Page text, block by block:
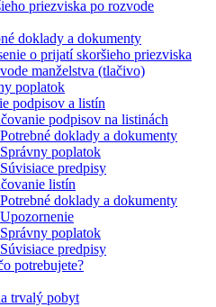
priezviska po rozvode
doklady a dokumenty
o prijatí skoršieho priezviska
manželstva (tlačivo)
poplatok
podpisov a listín
podpisov na listinách
Potrebné doklady a dokumenty
Správny poplatok
Súvisiace predpisy
listín
Potrebné doklady a dokumenty
Upozornenie
Správny poplatok
Súvisiace predpisy
potrebujete?
trvalý pobyt